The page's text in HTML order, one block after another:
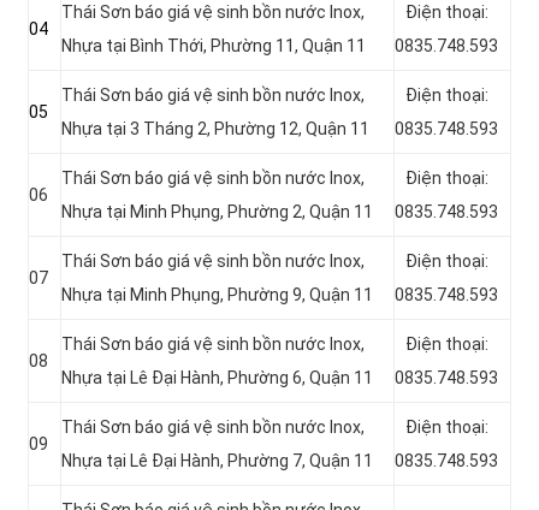
04
Thái Sơn báo giá vệ sinh bồn nước Inox,
Nhựa tại Bình Thới, Phường 11, Quận 11
Điện thoại:
0835.748.593
05
Thái Sơn báo giá vệ sinh bồn nước Inox,
Nhựa tại 3 Tháng 2, Phường 12, Quận 11
Điện thoại:
0835.748.593
06
Thái Sơn báo giá vệ sinh bồn nước Inox,
Nhựa tại Minh Phụng, Phường 2, Quận 11
Điện thoại:
0835.748.593
07
Thái Sơn báo giá vệ sinh bồn nước Inox,
Nhựa tại Minh Phụng, Phường 9, Quận 11
Điện thoại:
0835.748.593
08
Thái Sơn báo giá vệ sinh bồn nước Inox,
Nhựa tại Lê Đại Hành, Phường 6, Quận 11
Điện thoại:
0835.748.593
09
Thái Sơn báo giá vệ sinh bồn nước Inox,
Nhựa tại Lê Đại Hành, Phường 7, Quận 11
Điện thoại:
0835.748.593